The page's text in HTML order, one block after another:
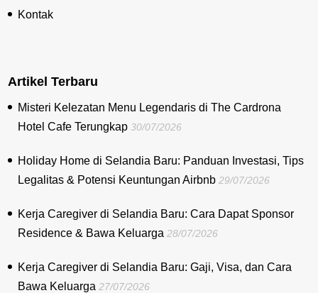
Kontak
Artikel Terbaru
Misteri Kelezatan Menu Legendaris di The Cardrona
Hotel Cafe Terungkap 30/07/2026
Holiday Home di Selandia Baru: Panduan Investasi, Tips
Legalitas & Potensi Keuntungan Airbnb 29/07/2026
Kerja Caregiver di Selandia Baru: Cara Dapat Sponsor
Residence & Bawa Keluarga 28/07/2026
Kerja Caregiver di Selandia Baru: Gaji, Visa, dan Cara
Bawa Keluarga 27/07/2026